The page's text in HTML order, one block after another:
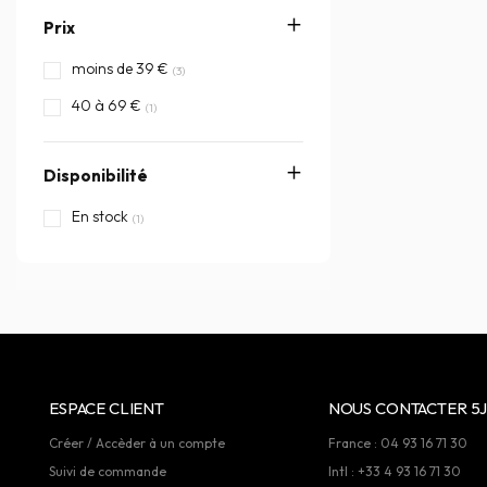
Prix
moins de 39 € (3)
40 à 69 € (1)
Disponibilité
En stock (1)
ESPACE CLIENT
Créer / Accèder à un compte
Suivi de commande
NOUS CONTACTER
France : 04 93 16 71 30
Intl : +33 4 93 16 71 30